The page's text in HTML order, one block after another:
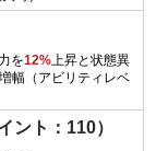
を12%上昇と状態異
増幅（アビリティレベ
ント：110）